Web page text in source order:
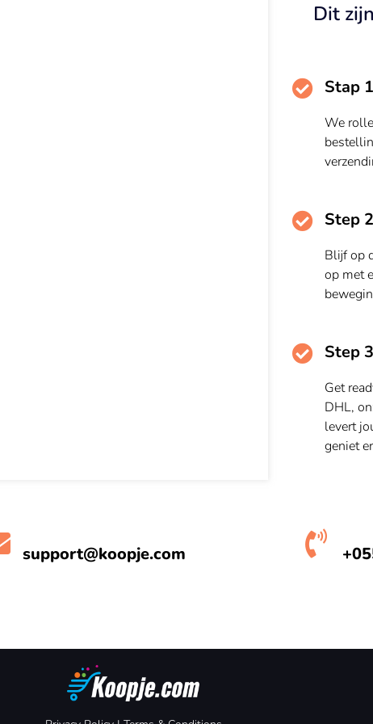
Dit
Stap 1
We
Step 2
Blijf op
op met
Step 3
Get
DHL,
levert
geniet
support@koopje.com